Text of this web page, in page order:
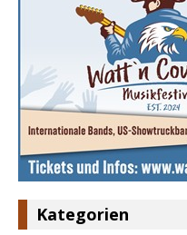
Kategorien